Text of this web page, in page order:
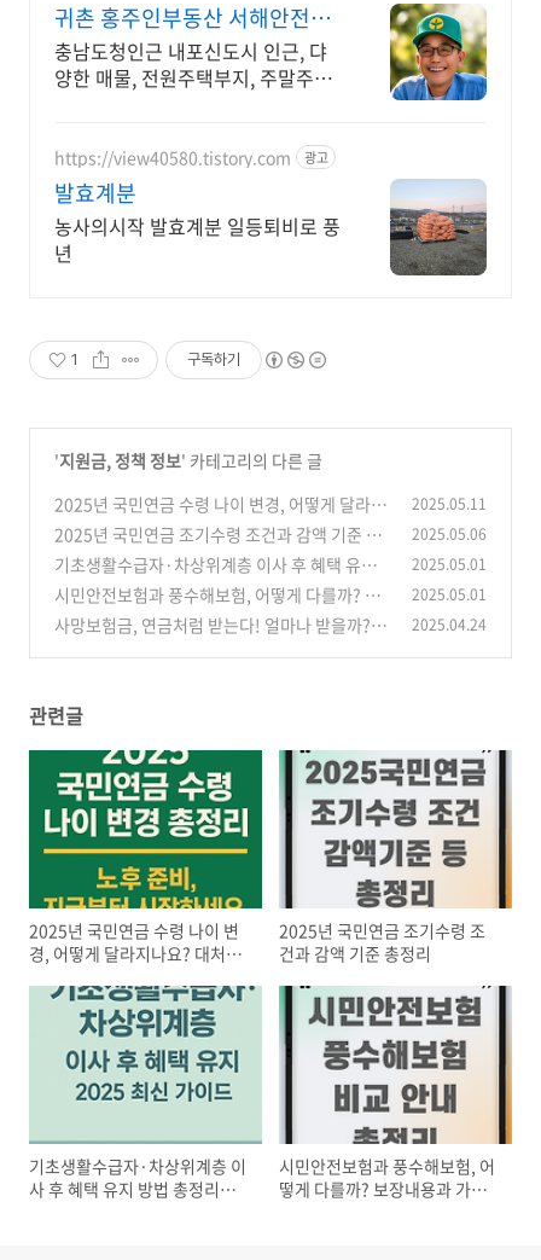
귀촌 홍주인부동산 서해안전철
제2 수도권 홍성
충남도청인근 내포신도시 인근, 댜
양한 매물, 전원주택부지, 주말주택
https://view40580.tistory.com 광고
발효계분
농사의시작 발효계분 일등퇴비로 풍
년
1 구독하기
'지원금, 정책 정보' 카테고리의 다른 글
2025년 국민연금 수령 나이 변경, 어떻게 달라지
나요? 대처방법 등
(0)
2025.05.11
2025년 국민연금 조기수령 조건과 감액 기준 총
정리
(0)
2025.05.06
기초생활수급자·차상위계층 이사 후 혜택 유지
방법 총정리(2025 최신 가이드) (0)
2025.05.01
시민안전보험과 풍수해보험, 어떻게 다를까? 보
장내용과 가입 방법 총정리 (0)
2025.05.01
사망보험금, 연금처럼 받는다! 얼마나 받을까? 2
2025.04.24
관련글
2025년 국민연금 수령 나이 변
경, 어떻게 달라지나요? 대처방
2025년 국민연금 조기수령 조
건과 감액 기준 총정리
기초생활수급자·차상위계층 이
사 후 혜택 유지 방법 총정리
시민안전보험과 풍수해보험, 어
떻게 다를까? 보장내용과 가입